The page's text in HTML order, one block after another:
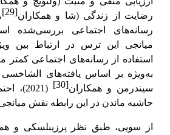
رضایت از زندگی (شا و همکاران[29]
رسانه‌های اجتماعی بررسی‌شده
میانجی این ترس در ارتباط بین
استفاده از رسانه‌های اجتماعی کمتر
سیندرمن و همکاران[30]
حاشیه ماندن در این رابطه نقش میانجی